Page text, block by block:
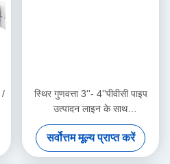
/
स्थिर गुणवत्ता 3''- 4''पीवीसी पाइप
उत्पादन लाइन के साथ
HYZS65/132 शंकु जुड़वां पेंच
extruder
सर्वोत्तम मूल्य प्राप्त करें